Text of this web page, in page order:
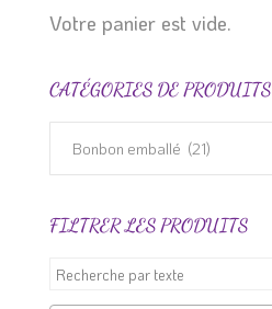
Votre panier est vide.
CATÉGORIES DE PRODUITS
Bonbon emballé (21)
FILTRER LES PRODUITS